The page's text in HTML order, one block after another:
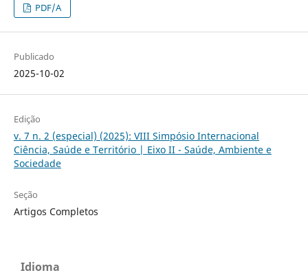
PDF/A
Publicado
2025-10-02
Edição
v. 7 n. 2 (especial) (2025): VIII Simpósio Internacional
Ciência, Saúde e Território | Eixo II - Saúde, Ambiente e
Sociedade
Seção
Artigos Completos
Idioma